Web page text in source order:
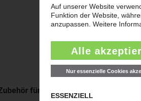
für die Kunststoffverarbeitung